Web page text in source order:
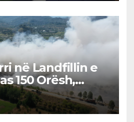
në Landfillin e
150 Orësh,
i Dëmeve